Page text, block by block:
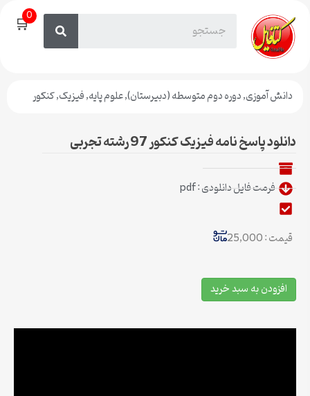
🛒0
دانش آموزی,دوره دوم متوسطه (دبیرستان),علوم پایه,فیزیک,کنکور
دانلود پاسخ نامه فیزیک کنکور 97 رشته تجربی
فرمت فایل دانلودی : pdf
قیمت : 25,000
افزودن به سبد خرید